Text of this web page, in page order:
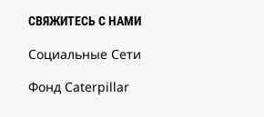
СВЯЖИТЕСЬ С НАМИ
Социальные Сети
Фонд Caterpillar